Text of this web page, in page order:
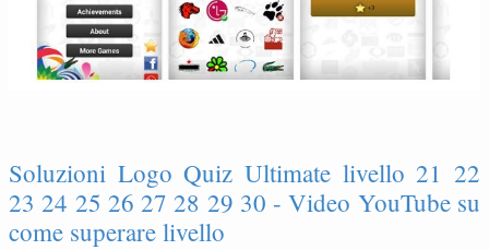
Soluzioni Logo Quiz Ultimate livello 21 22
23 24 25 26 27 28 29 30 - Video YouTube su
come superare livello